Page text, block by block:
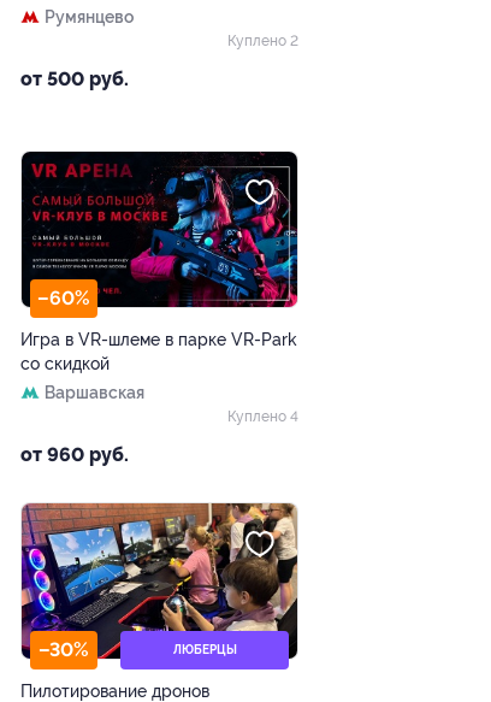
Румянцево
от 500 руб.
Куплено 2
–60%
Игра в VR-шлеме в парке VR-Park
со скидкой
Варшавская
от 960 руб.
Куплено 4
–30% ЛЮБЕРЦЫ
Пилотирование дронов